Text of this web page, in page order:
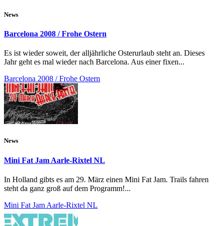
News
Barcelona 2008 / Frohe Ostern
Es ist wieder soweit, der alljährliche Osterurlaub steht an. Dieses
Jahr geht es mal wieder nach Barcelona. Aus einer fixen...
Barcelona 2008 / Frohe Ostern
News
Mini Fat Jam Aarle-Rixtel NL
In Holland gibts es am 29. März einen Mini Fat Jam. Trails fahren
steht da ganz groß auf dem Programm!...
Mini Fat Jam Aarle-Rixtel NL